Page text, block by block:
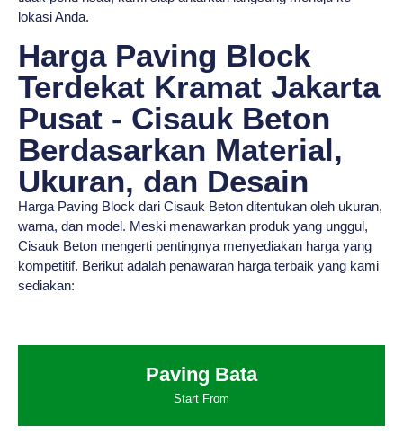
lokasi Anda.
Harga Paving Block
Terdekat Kramat Jakarta
Pusat - Cisauk Beton
Berdasarkan Material,
Ukuran, dan Desain
Harga Paving Block dari Cisauk Beton ditentukan oleh ukuran,
warna, dan model. Meski menawarkan produk yang unggul,
Cisauk Beton mengerti pentingnya menyediakan harga yang
kompetitif. Berikut adalah penawaran harga terbaik yang kami
sediakan:
Paving Bata
Start From